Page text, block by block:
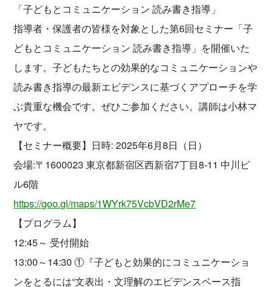
「子どもとコミュニケーション 読み書き指導」
指導者・保護者の皆様を対象とした第6回セミナー「子
どもとコミュニケーション 読み書き指導」を開催いた
します。子どもたちとの効果的なコミュニケーションや
読み書き指導の最新エビデンスに基づくアプローチを学
ぶ貴重な機会です。ぜひご参加ください。講師は小林マ
ヤです。
【セミナー概要】日時: 2025年6月8日（日）
会場:〒1600023 東京都新宿区西新宿7丁目8-11 中川ビ
ル6階
https://goo.gl/maps/1WYrk75VcbVD2rMe7
【プログラム】
12:45～ 受付開始
13:00～14:30 ①『子どもと効果的にコミュニケーショ
ンをとるには“文表出・文理解のエビデンスベース指